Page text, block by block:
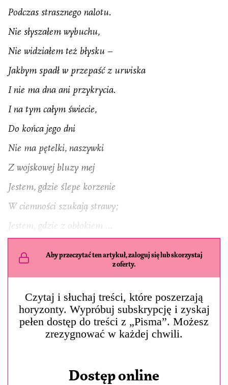
Podczas strasznego nalotu.
Nie słyszałem wybuchu,
Nie widziałem też błysku –
Jakbym spadł w przepaść z urwiska
I nie ma dna ani przykrycia.
I na tym całym świecie,
Do końca jego dni
Nie ma pętelki, naszywki
Z wojskowej bluzy mej
Jestem, gdzie ślepe korzenie
W ciemności szukają strawy;
Jestem, gdzie z obłokiem …
Aby przeczytać ten artykuł, zaloguj się lub skorzystaj
z oferty.
Czytaj i słuchaj treści, które poszerzają
horyzonty. Wypróbuj subskrypcję i zyskaj
pełen dostęp do treści z „Pisma”. Możesz
zrezygnować w każdej chwili.
Dostęp online